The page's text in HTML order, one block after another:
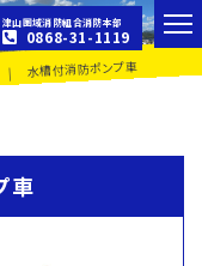
津山圏域消防組合消防本部
0868-31-1119
| 水槽付消防ポンプ車
車